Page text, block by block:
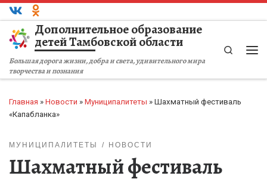
Перейти к содержимому
Дополнительное образование
детей Тамбовской области
Большая дорога жизни, добра и света, удивительного мира
творчества и познания
Search
Главная » Новости » Муниципалитеты » Шахматный фестиваль
«Капабланка»
МУНИЦИПАЛИТЕТЫ НОВОСТИ
Шахматный фестиваль